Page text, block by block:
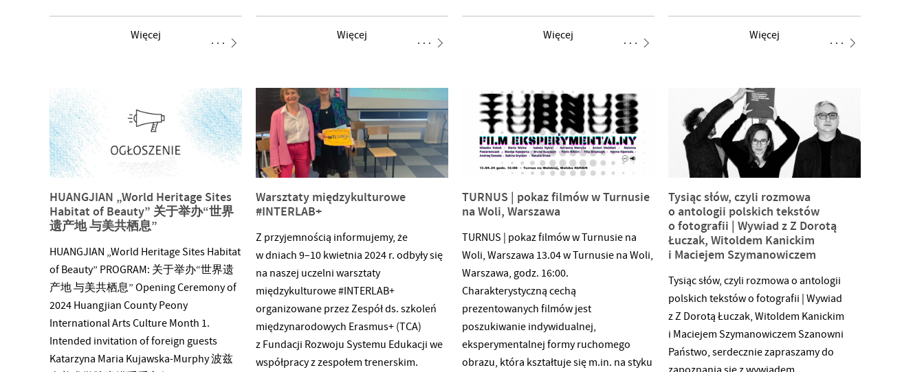
a region, where 9 rivers meet at one bay.
Poland: University of The Fine Arts in
Poznan brought friendship and
recognition of art exchange. Being hosted
by prominent organizers, such as
Chairman Sun Hongyan, Deputy District
Więcej Więcej
i sztuki pozostawione przez poprzednie
pokolenia. Dla nas takim dziedzictwem
przez mokrą płytę kolodionową po
polaroid. Temat przewodni stanowi
zaproszenie do odkrywania,
dokumentowania i interpretowania tej
spuścizny, a także manifestacji jej wpływu
na naszą teraźniejszość. W konkursie
fotograficznym można eksperymentować
indywidualne spojrzenie na to hasło.
Spośród nadesłanych zgłoszeń, wyłonieni
zostaną
Więcej
pracy będzie można oglądać podczas
z wykonanych koców będzie
można także zakupić. Uzbierane podczas
aukcji środki oraz niesprzedane koce
trafią do schroniska, aby umilać
lokatorom spędzany tam czas. Oczywiście
podczas wydarzenia odbywać się będzie
kiermasz grafiki oraz ceramiki na rzecz
zwierząt, organizowany przez osoby
studiujące z koła naukowego SPOT
z Wydziału Grafiki i Komunikacji
Wizualnej i Koła Ceramiki. Pierwszego
dnia będzie również
okazja do spróbowania pysznych
Więcej
HUANGJIAN „World Heritage Sites
Habitat of Beauty” 关于举办“世界
遗产地 与美共栖息”
HUANGJIAN „World Heritage Sites Habitat
of Beauty” PROGRAM: 关于举办“世界遗
产地 与美共栖息” Opening Ceremony of
2024 Huangjian County Peony
International Arts Culture Month 1.
Intended invitation of foreign guests
Katarzyna Maria Kujawska-Murphy 波兹
Warsztaty międzykulturowe
#INTERLAB+
Z przyjemnością informujemy, że
w dniach 9–10 kwietnia 2024 r. odbyły się
na naszej uczelni warsztaty
międzykulturowe #INTERLAB+
organizowane przez Zespół ds. szkoleń
międzynarodowych Erasmus+ (TCA)
z Fundacji Rozwoju Systemu Edukacji we
współpracy z zespołem trenerskim.
TURNUS | pokaz filmów w Turnusie
na Woli, Warszawa
TURNUS | pokaz filmów w Turnusie na
Woli, Warszawa 13.04 w Turnusie na Woli,
Warszawa, godz. 16:00.
Charakterystyczną cechą
prezentowanych filmów jest
poszukiwanie indywidualnej,
eksperymentalnej formy ruchomego
obrazu, która kształtuje się m.in. na styku
Tysiąc słów, czyli rozmowa
o antologii polskich tekstów
o fotografii | Wywiad z Z Dorotą
Łuczak, Witoldem Kanickim
i Maciejem Szymanowiczem
Tysiąc słów, czyli rozmowa o antologii
polskich tekstów o fotografii | Wywiad
z Z Dorotą Łuczak, Witoldem Kanickim
i Maciejem Szymanowiczem Szanowni
Państwo, serdecznie zapraszamy do